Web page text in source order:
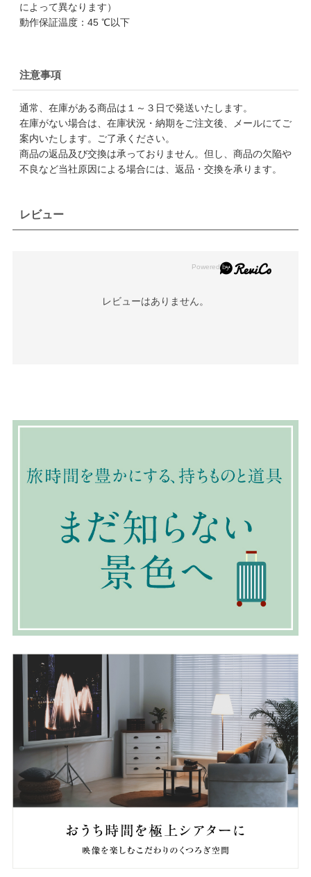
によって異なります）
動作保証温度：45 ℃以下
注意事項
通常、在庫がある商品は１～３日で発送いたします。
在庫がない場合は、在庫状況・納期をご注文後、メールにてご
案内いたします。ご了承ください。
商品の返品及び交換は承っておりません。但し、商品の欠陥や
不良など当社原因による場合には、返品・交換を承ります。
レビュー
レビューはありません。